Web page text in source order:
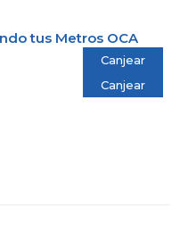
tus Metros OCA
Canjear
Canjear